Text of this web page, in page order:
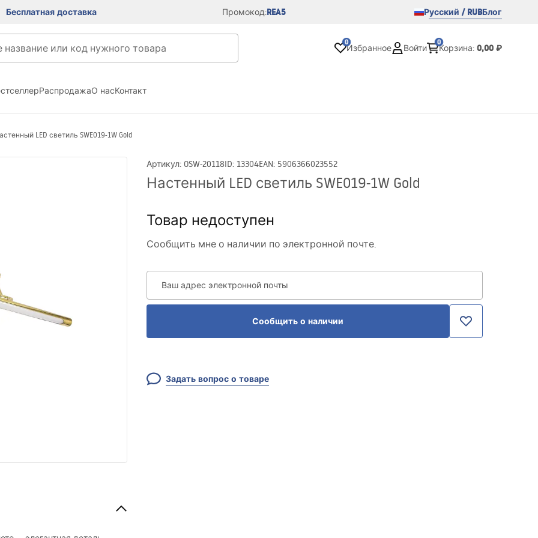
Бесплатная доставка Промокод:REA5 Русский / RUBБлог
0
Избранное Войти
0
Корзина: 0,00 ₽
РаспродажаО насКонтакт
LED светиль SWE019-1W Gold
Артикул: OSW-20118ID: 13304EAN: 5906366023552
Настенный LED светиль SWE019-1W Gold
Товар недоступен
Сообщить мне о наличии по электронной почте.
Ваш адрес электронной почты
Сообщить о наличии
Задать вопрос о товаре